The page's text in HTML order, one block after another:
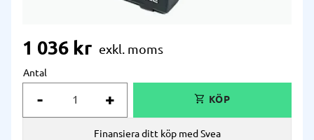
1 036 kr
Antal
+
-
Finansiera ditt köp med Svea